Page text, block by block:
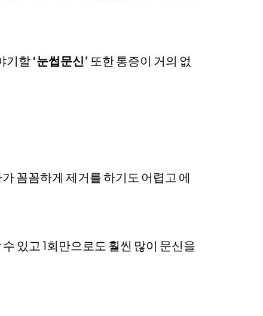
기할 ‘눈썹문신’ 또한 통증이 거의 없
꼼꼼하게 제거를 하기도 어렵고 에
있고 1회만으로도 훨씬 많이 문신을